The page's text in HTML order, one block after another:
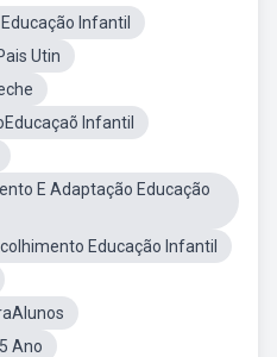
Infantil
Utin
Infantil
E Adaptação Educação
Educação Infantil
Ano